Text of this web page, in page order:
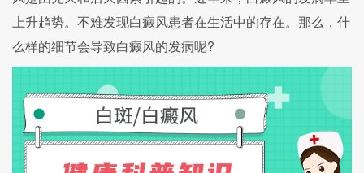
上升趋势。不难发现白癜风患者在生活中的存在。那么，什
么样的细节会导致白癜风的发病呢?